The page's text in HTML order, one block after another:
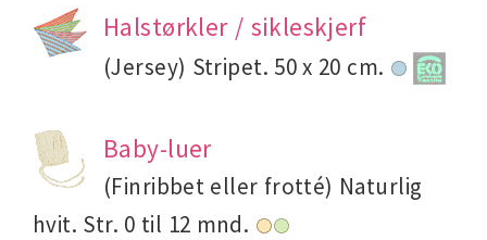
Halstørkler / sikleskjerf
(Jersey) Stripet. 50 x 20 cm.
Baby-luer
(Finribbet eller frotté) Naturlig
hvit. Str. 0 til 12 mnd.